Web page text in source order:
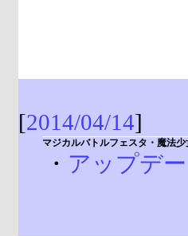
[2014/04/14]
マジカルバトルフェスタ・魔法
・ アップデ